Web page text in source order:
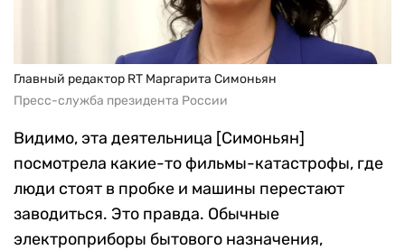
Главный редактор RT Маргарита Симоньян
Пресс-служба президента России
Видимо, эта деятельница [Симоньян]
посмотрела какие-то фильмы-катастрофы, где
люди стоят в пробке и машины перестают
заводиться. Это правда. Обычные
электроприборы бытового назначения,